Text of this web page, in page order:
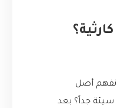
نفهم أصل
سيئة جداً؟ بعد